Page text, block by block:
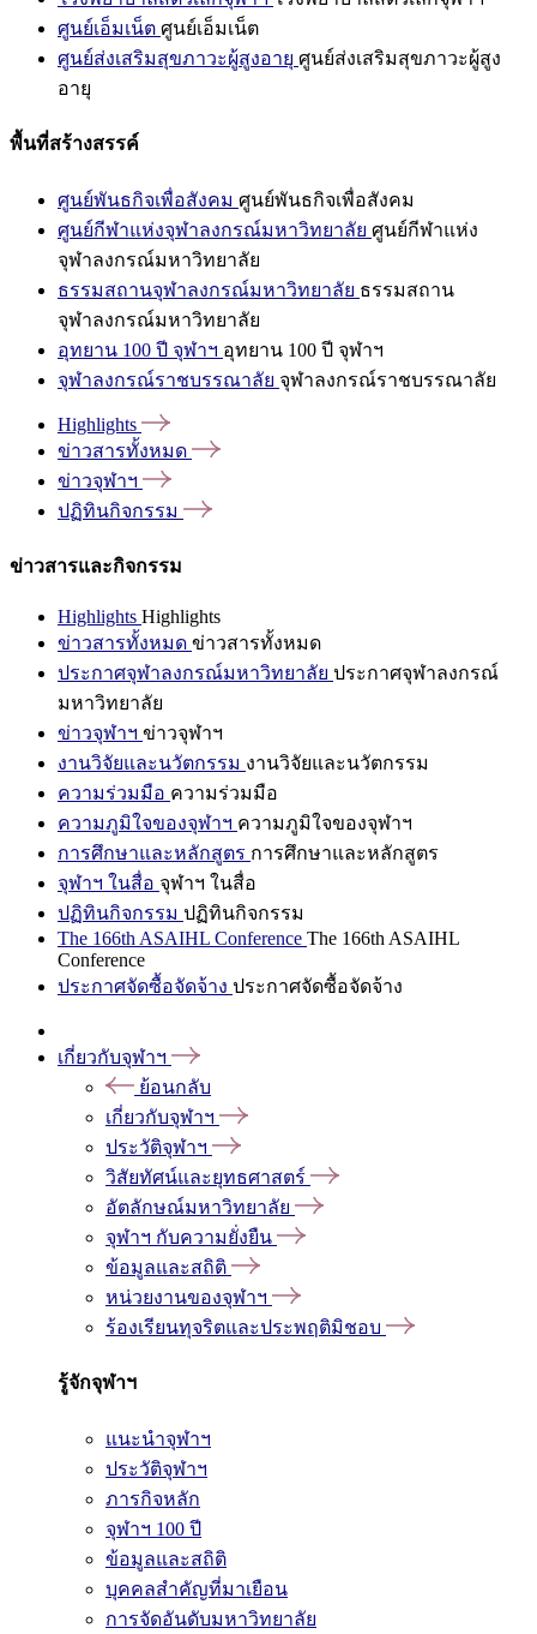
ศูนย์เอ็มเน็ต ศูนย์เอ็มเน็ต
ศูนย์ส่งเสริมสุขภาวะผู้สูงอายุ ศูนย์ส่งเสริมสุขภาวะผู้สูง
อายุ
พื้นที่สร้างสรรค์
ศูนย์พันธกิจเพื่อสังคม ศูนย์พันธกิจเพื่อสังคม
ศูนย์กีฬาแห่งจุฬาลงกรณ์มหาวิทยาลัย ศูนย์กีฬาแห่ง
จุฬาลงกรณ์มหาวิทยาลัย
ธรรมสถานจุฬาลงกรณ์มหาวิทยาลัย ธรรมสถาน
จุฬาลงกรณ์มหาวิทยาลัย
อุทยาน 100 ปี จุฬาฯ อุทยาน 100 ปี จุฬาฯ
จุฬาลงกรณ์ราชบรรณาลัย จุฬาลงกรณ์ราชบรรณาลัย
Highlights
ข่าวสารทั้งหมด
ข่าวจุฬาฯ
ปฏิทินกิจกรรม
ข่าวสารและกิจกรรม
Highlights Highlights
ข่าวสารทั้งหมด ข่าวสารทั้งหมด
ประกาศจุฬาลงกรณ์มหาวิทยาลัย ประกาศจุฬาลงกรณ์
มหาวิทยาลัย
ข่าวจุฬาฯ ข่าวจุฬาฯ
งานวิจัยและนวัตกรรม งานวิจัยและนวัตกรรม
ความร่วมมือ ความร่วมมือ
ความภูมิใจของจุฬาฯ ความภูมิใจของจุฬาฯ
การศึกษาและหลักสูตร การศึกษาและหลักสูตร
จุฬาฯ ในสื่อ จุฬาฯ ในสื่อ
ปฏิทินกิจกรรม ปฏิทินกิจกรรม
The 166th ASAIHL Conference The 166th ASAIHL
Conference
ประกาศจัดซื้อจัดจ้าง ประกาศจัดซื้อจัดจ้าง
เกี่ยวกับจุฬาฯ
ย้อนกลับ
เกี่ยวกับจุฬาฯ
ประวัติจุฬาฯ
วิสัยทัศน์และยุทธศาสตร์
อัตลักษณ์มหาวิทยาลัย
จุฬาฯ กับความยั่งยืน
ข้อมูลและสถิติ
หน่วยงานของจุฬาฯ
ร้องเรียนทุจริตและประพฤติมิชอบ
รู้จักจุฬาฯ
แนะนำจุฬาฯ
ประวัติจุฬาฯ
ภารกิจหลัก
จุฬาฯ 100 ปี
ข้อมูลและสถิติ
บุคคลสำคัญที่มาเยือน
การจัดอันดับมหาวิทยาลัย